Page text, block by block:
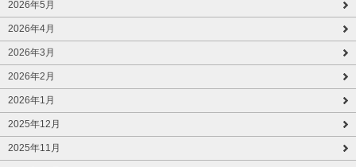
2026年5月
2026年4月
2026年3月
2026年2月
2026年1月
2025年12月
2025年11月